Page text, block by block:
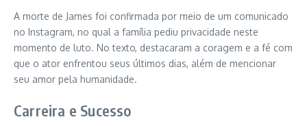
A morte de James foi confirmada por meio de um comunicado
no Instagram, no qual a família pediu privacidade neste
momento de luto. No texto, destacaram a coragem e a fé com
que o ator enfrentou seus últimos dias, além de mencionar
seu amor pela humanidade.
Carreira e Sucesso